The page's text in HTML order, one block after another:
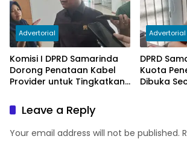
Advertorial
Komisi I DPRD Samarinda
Dorong Penataan Kabel
Provider untuk Tingkatkan
Advertorial
DPRD
Kuota
Dibuka
Leave a Reply
Your email address will not be published.